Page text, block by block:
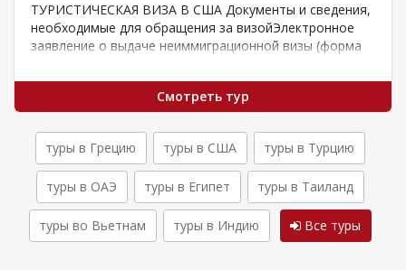
ТУРИСТИЧЕСКАЯ ВИЗА В США Документы и сведения,
необходимые для обращения за визойЭлектронное
заявление о выдаче неиммиграционной визы (форма
Смотреть тур
туры в Грецию туры в США туры в Турцию
туры в ОАЭ туры в Египет туры в Таиланд
туры во Вьетнам туры в Индию Все туры